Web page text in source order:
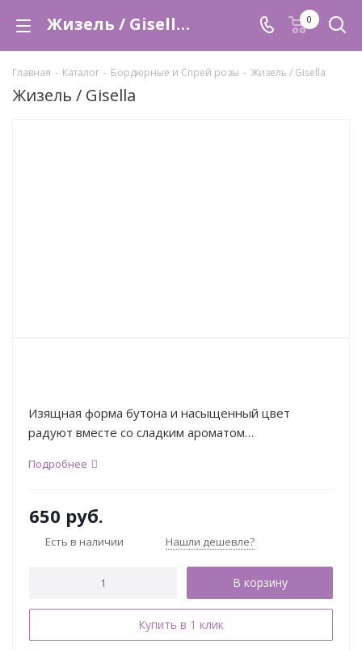
Жизель / Gisella напрямую из питомника Краснодара. Доставка по России. | Интернет-магазин садовых растений "Розы Краснодара". - Садовый Центр "Розы Краснодара" 0
Главная - Каталог - Бордюрные и Спрей розы - Жизель / Gisella
Жизель / Gisella
Изящная форма бутона и насыщенный цвет
радуют вместе со сладким ароматом…
Подробнее
650 руб.
Есть в наличии Нашли дешевле?
В корзину
Купить в 1 клик